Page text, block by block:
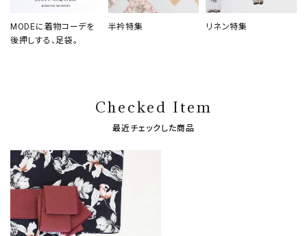
MODEに着物コーデを
後押しする、足袋。
半衿特集 リネン特集
Checked Item
最近チェックした商品